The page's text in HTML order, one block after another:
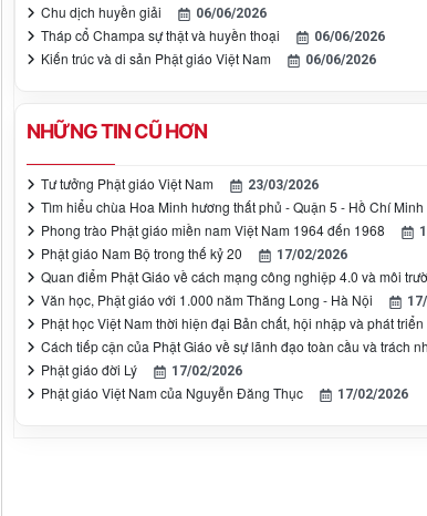
Chu dịch huyền giải 06/06/2026
Tháp cổ Champa sự thật và huyền thoại 06/06/2026
Kiến trúc và di sản Phật giáo Việt Nam 06/06/2026
NHỮNG TIN CŨ HƠN
Tư tưởng Phật giáo Việt Nam 23/03/2026
Tìm hiểu chùa Hoa Minh hương thất phủ - Quận 5 - Hồ Chí Minh
Phong trào Phật giáo miền nam Việt Nam 1964 đến 1968
Phật giáo Nam Bộ trong thế kỷ 20 17/02/2026
Quan điểm Phật Giáo về cách mạng công nghiệp 4.0 và môi
Văn học, Phật giáo với 1.000 năm Thăng Long - Hà Nội
Phật học Việt Nam thời hiện đại Bản chất, hội nhập và phát triển
Cách tiếp cận của Phật Giáo về sự lãnh đạo toàn cầu và trách
Phật giáo đời Lý 17/02/2026
Phật giáo Việt Nam của Nguyễn Đăng Thục 17/02/2026